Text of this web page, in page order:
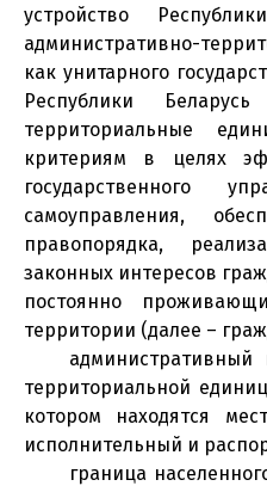
устройство
административно-
как унитарного
Республики
территориальные
критериям в целях
государственного
самоуправления,
правопорядка,
законных интересов
постоянно
территории (далее –
административный
территориальной
котором находятся
исполнительный и
граница